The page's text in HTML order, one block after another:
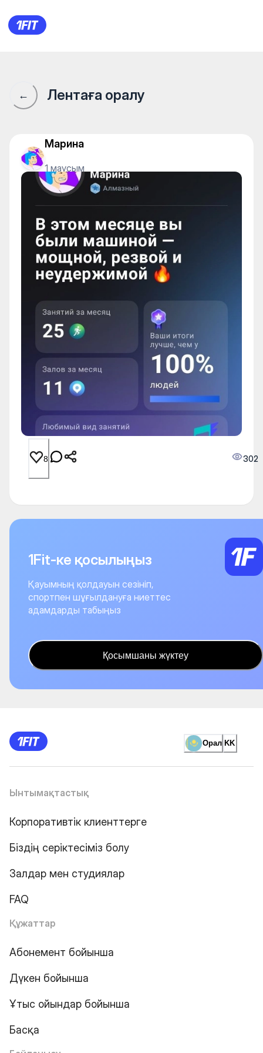
1Fit қауымдастығы · 1Fit
← Лентаға оралу
Марина
1 маусым
8 302
1Fit-ке қосылыңыз
Қауымның қолдауын сезініп,
спортпен шұғылдануға ниеттес
адамдарды табыңыз
Қосымшаны жүктеу
Орал KK
Ынтымақтастық
Корпоративтік клиенттерге
Біздің серіктесіміз болу
Залдар мен студиялар
FAQ
Құжаттар
Абонемент бойынша
Дүкен бойынша
Ұтыс ойындар бойынша
Басқа